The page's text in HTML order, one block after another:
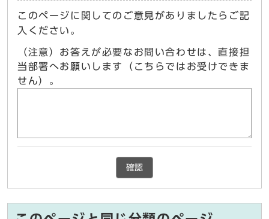
このページに関してのご意見がありましたらご記
入ください。
（注意）お答えが必要なお問い合わせは、直接担
当部署へお願いします（こちらではお受けできま
せん）。
確認